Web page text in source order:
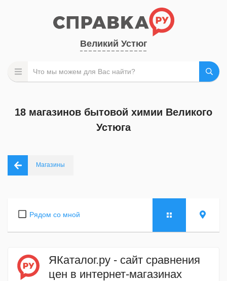
Великий Устюг
18 магазинов бытовой химии Великого
Устюга
Магазины
Рядом со мной
ЯКаталог.ру - сайт сравнения
цен в интернет-магазинах